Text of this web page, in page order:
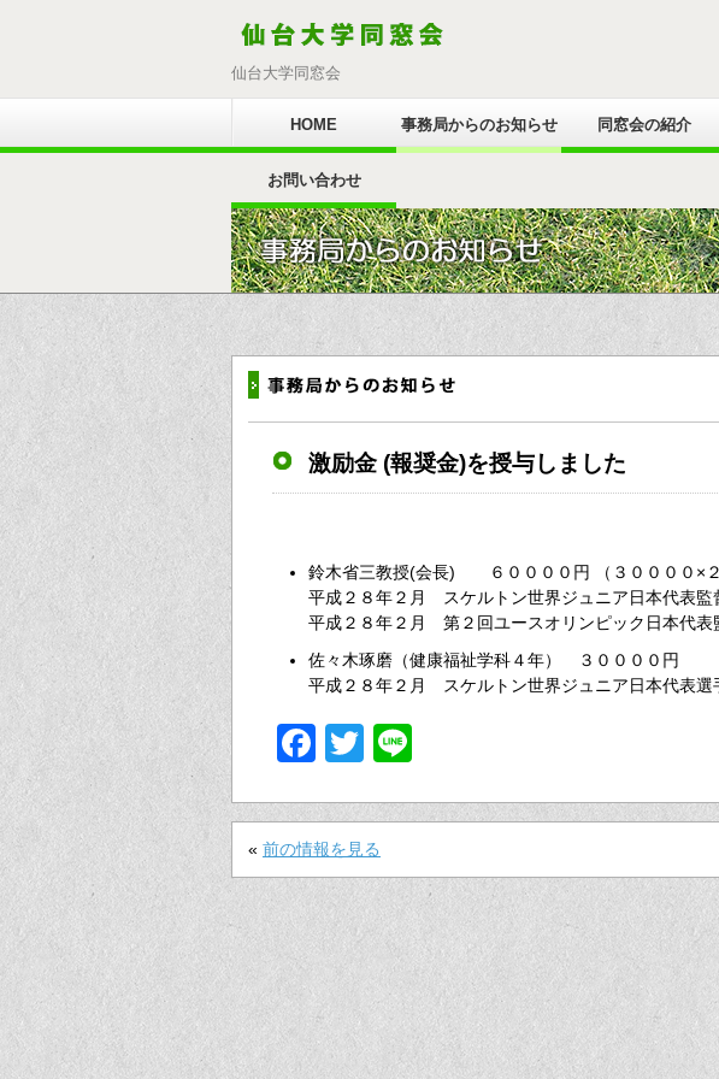
仙台大学同窓会
HOME 事務局からのお知らせ 同窓会の紹介
お問い合わせ
激励金 (報奨金)を授与しました
鈴木省三教授(会長) ６００００円 （３００００×２
平成２８年２月 スケルトン世界ジュニア日本代表監
平成２８年２月 第２回ユースオリンピック日本代表
佐々木琢磨（健康福祉学科４年） ３００００円
平成２８年２月 スケルトン世界ジュニア日本代表選
Facebook
Twitter
« 前の情報を見る